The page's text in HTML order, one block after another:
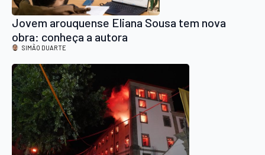
Jovem arouquense Eliana Sousa tem nova
obra: conheça a autora
SIMÃO DUARTE